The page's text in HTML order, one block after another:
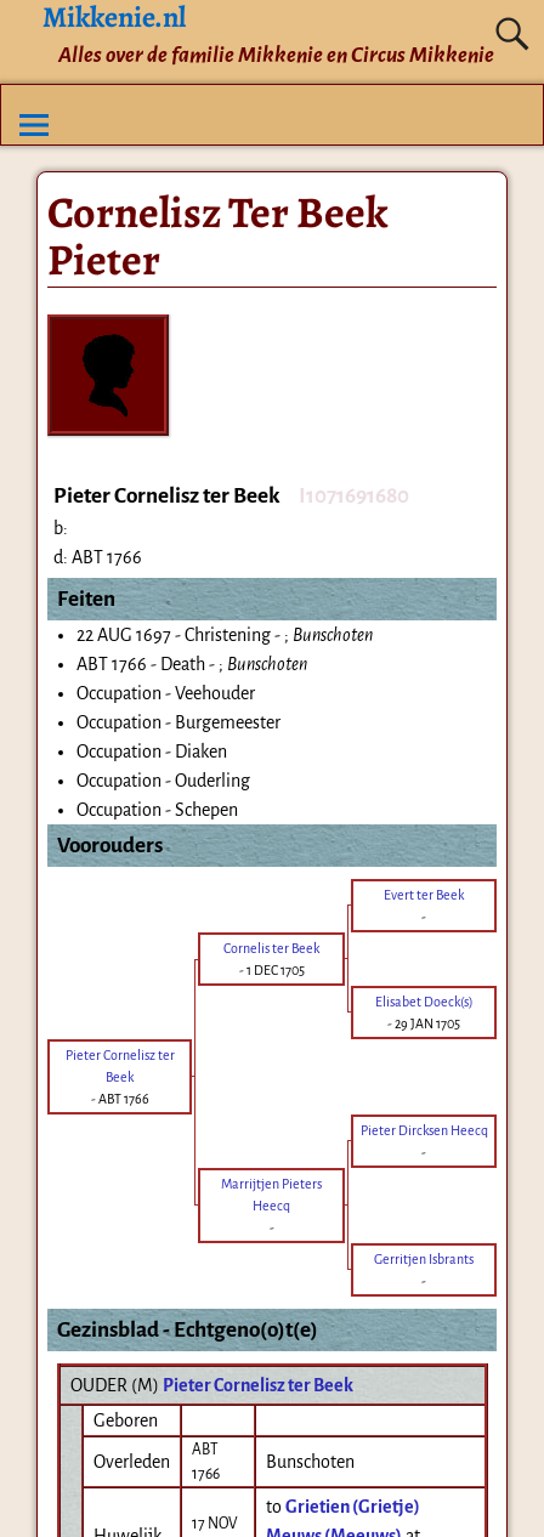
Mikkenie.nl
Alles over de familie Mikkenie en Circus Mikkenie
Cornelisz Ter Beek
Pieter
Pieter Cornelisz ter Beek I1071691680
b:
d: ABT 1766
Feiten
22 AUG 1697 - Christening - ; Bunschoten
ABT 1766 - Death - ; Bunschoten
Occupation - Veehouder
Occupation - Burgemeester
Occupation - Diaken
Occupation - Ouderling
Occupation - Schepen
Voorouders
Evert ter Beek
-
Cornelis ter Beek
-1 DEC 1705
Elisabet Doeck(s)
-29 JAN 1705
Pieter Cornelisz ter
Beek
-ABT 1766
Pieter Dircksen Heecq
-
Marrijtjen Pieters
Heecq
-
Gerritjen Isbrants
-
Gezinsblad - Echtgeno(o)t(e)
OUDER (M) Pieter Cornelisz ter Beek
Geboren
Overleden
ABT
1766
Bunschoten
17 NOV
toGrietien (Grietje)